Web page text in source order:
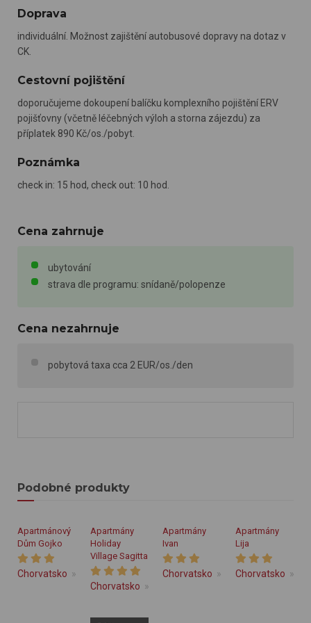
Doprava
individuální. Možnost zajištění autobusové dopravy na dotaz v
CK.
Cestovní pojištění
doporučujeme dokoupení balíčku komplexního pojištění ERV
pojišťovny (včetně léčebných výloh a storna zájezdu) za
příplatek 890 Kč/os./pobyt.
Poznámka
check in: 15 hod, check out: 10 hod.
Cena zahrnuje
ubytování
strava dle programu: snídaně/polopenze
Cena nezahrnuje
pobytová taxa cca 2 EUR/os./den
Podobné produkty
Apartmánový
Dům Gojko
Chorvatsko Střední Dalmácie Omiš
Apartmány
Holiday
Village Sagitta
Chorvatsko
Apartmány
Ivan
Chorvatsko Střední Dalmácie
Apartmány
Lija
Chorvatsko
identifikace uživatele. Bez vyjádření souhlasu, nedojde k
zobrazování obsahu a reklam přizpůsobených Vašim
zájmům.